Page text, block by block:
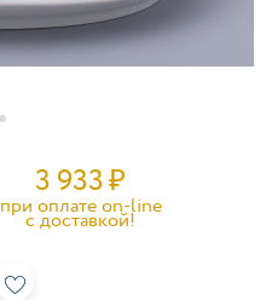
3 933₽
при оплате on-line
c доставкой!